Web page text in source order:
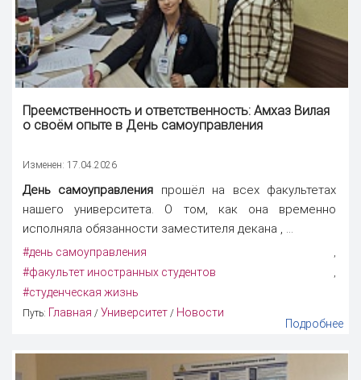
Преемственность и ответственность: Амхаз Вилая
о своём опыте в День самоуправления
Изменен: 17.04.2026
День самоуправления прошёл на всех факультетах
нашего университета. О том, как она временно
исполняла обязанности заместителя декана , ...
#день самоуправления
#факультет иностранных студентов
#студенческая жизнь
Путь: Главная / Университет / Новости
Подробнее